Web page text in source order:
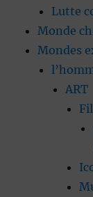
Lutte
Monde
Mondes
ART